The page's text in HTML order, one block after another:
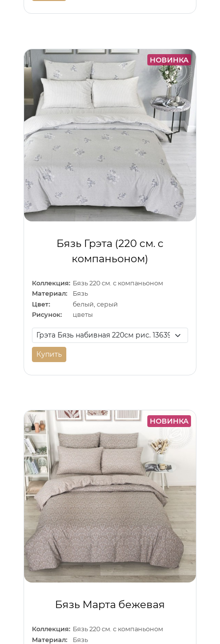
НОВИНКА
Бязь Грэта (220 см. с
компаньоном)
Коллекция: Бязь 220 см. с компаньоном
Материал:
Бязь
Цвет:
белый, серый
Рисунок:
цветы
Купить
НОВИНКА
Бязь Марта бежевая
Коллекция: Бязь 220 см. с компаньоном
Материал:
Бязь